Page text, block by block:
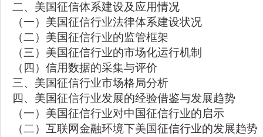
二、美国征信体系建设及应用情况
（一）美国征信行业法律体系建设状况
（二）美国征信行业的监管框架
（三）美国征信行业的市场化运行机制
（四）信用数据的采集与评价
三、美国征信行业市场格局分析
四、美国征信行业发展的经验借鉴与发展趋势
（一）美国征信行业对中国征信行业的启示
（二）互联网金融环境下美国征信行业的发展趋势